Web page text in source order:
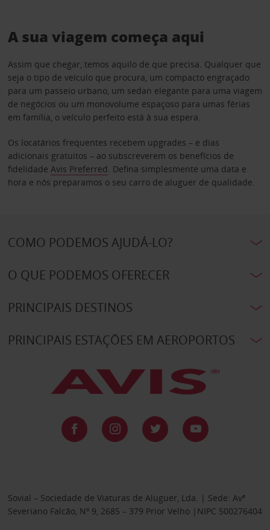
A sua viagem começa aqui
Assim que chegar, temos aquilo de que precisa. Qualquer que
seja o tipo de veículo que procura, um compacto engraçado
para um passeio urbano, um sedan elegante para uma viagem
de negócios ou um monovolume espaçoso para umas férias
em família, o veículo perfeito está à sua espera.
Os locatários frequentes recebem upgrades – e dias
adicionais gratuitos – ao subscreverem os benefícios de
fidelidade Avis Preferred. Defina simplesmente uma data e
hora e nós preparamos o seu carro de aluguer de qualidade.
COMO PODEMOS AJUDÁ-LO?
O QUE PODEMOS OFERECER
PRINCIPAIS DESTINOS
PRINCIPAIS ESTAÇÕES EM AEROPORTOS
Sovial – Sociedade de Viaturas de Aluguer, Lda. | Sede: Avª
Severiano Falcão, Nº 9, 2685 – 379 Prior Velho |NIPC 500276404